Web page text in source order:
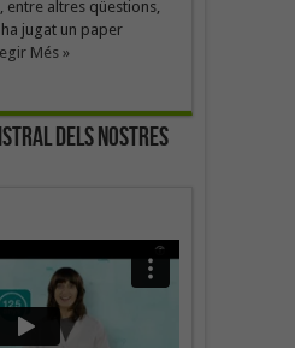
entre altres qüestions,
jugat un paper
Més »
dels nostres